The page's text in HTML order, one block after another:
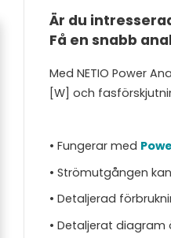
Är du
Få en snabb
Med NETIO Power
[W] och
• Fungerar med
• Strömutgången
• Detaljerad
• Detaljerat diagram